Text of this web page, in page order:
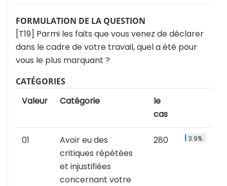
FORMULATION DE LA QUESTION
[T19] Parmi les faits que vous venez de déclarer
dans le cadre de votre travail, quel a été pour
vous le plus marquant ?
CATÉGORIES
Valeur Catégorie
le
cas
01
Avoir eu des
critiques répétées
et injustifiées
concernant votre
280 3.9%